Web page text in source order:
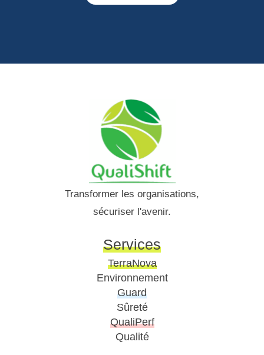
Transformer les organisations,
sécuriser l'avenir.
Services
TerraNova
Environnement
Guard
Sûreté
QualiPerf
Qualité